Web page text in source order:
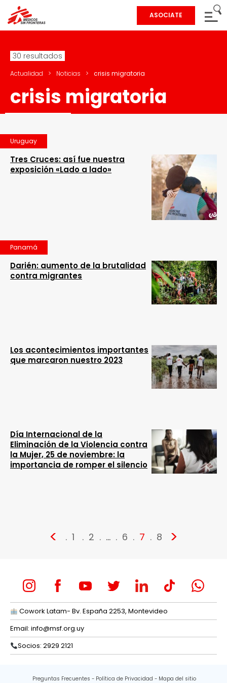
ASOCIATE
30 resultados
Actualidad > Noticias > crisis migratoria
crisis migratoria
Uruguay
Tres Cruces: así fue nuestra
exposición «Lado a lado»
Panamá
Darién: aumento de la brutalidad
contra migrantes
Los acontecimientos importantes
que marcaron nuestro 2023
Día Internacional de la
Eliminación de la Violencia contra
la Mujer, 25 de noviembre: la
importancia de romper el silencio
< 1 2 … 6 7 8 >
Cowork Latam- Bv. España 2253, Montevideo
Email: info@msf.org.uy
Socios: 2929 2121
Preguntas Frecuentes Política de Privacidad Mapa del sitio